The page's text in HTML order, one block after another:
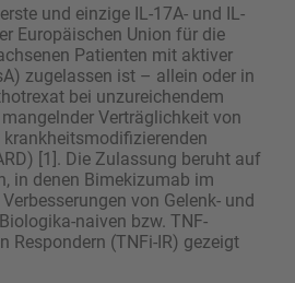
und einzige IL-17A- und IL-
Europäischen Union für die
Patienten mit aktiver
zugelassen ist – ­allein oder in
bei unzureichendem
Verträglichkeit von
krankheitsmodifizierenden
[1]. Die Zulassung beruht auf
in denen Bimekizumab im
von Gelenk- und
naiven bzw. TNF-
Respondern (TNFi-IR) gezeigt